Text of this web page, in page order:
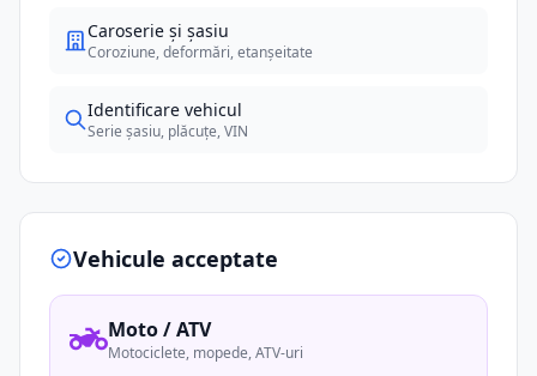
Caroserie și șasiu
Coroziune, deformări, etanșeitate
Identificare vehicul
Serie șasiu, plăcuțe, VIN
Vehicule acceptate
Moto / ATV
Motociclete, mopede, ATV-uri